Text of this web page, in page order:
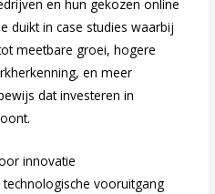
en hun gekozen online
duikt in case studies waarbij
meetbare groei, hogere
en meer
dat investeren in
innovatie
vooruitgang